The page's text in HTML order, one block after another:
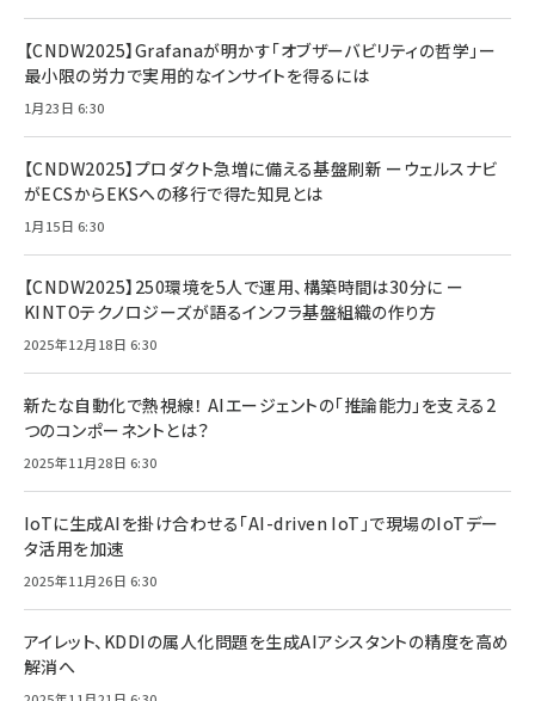
【CNDW2025】Grafanaが明かす「オブザーバビリティの哲学」ー
最小限の労力で実用的なインサイトを得るには
1月23日 6:30
【CNDW2025】プロダクト急増に備える基盤刷新 ーウェルスナビ
がECSからEKSへの移行で得た知見とは
1月15日 6:30
【CNDW2025】250環境を5人で運用、構築時間は30分に ー
KINTOテクノロジーズが語るインフラ基盤組織の作り方
2025年12月18日 6:30
新たな自動化で熱視線！ AIエージェントの「推論能力」を支える2
つのコンポーネントとは？
2025年11月28日 6:30
IoTに生成AIを掛け合わせる「AI-driven IoT」で現場のIoTデー
タ活用を加速
2025年11月26日 6:30
アイレット、KDDIの属人化問題を生成AIアシスタントの精度を高め
解消へ